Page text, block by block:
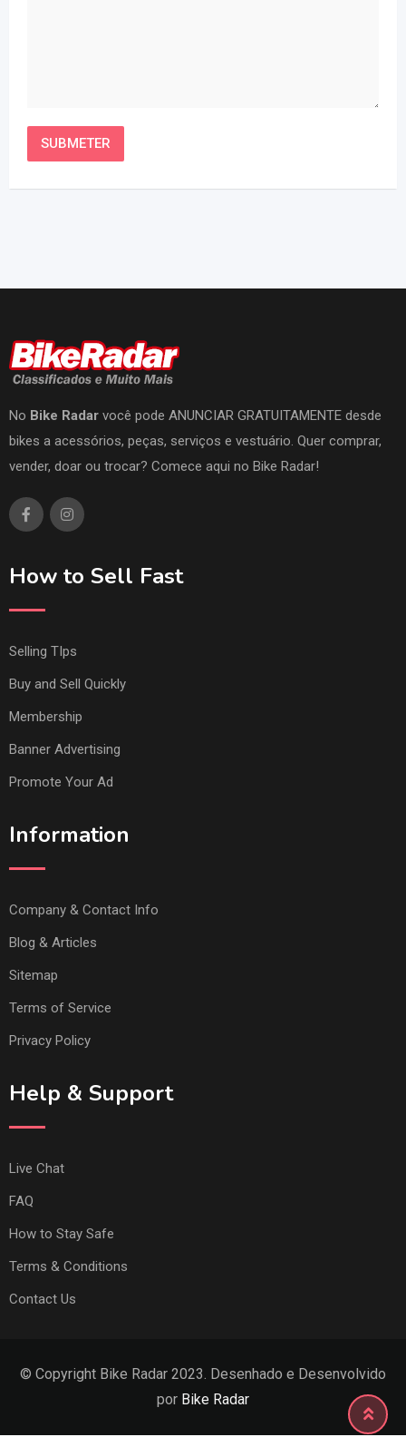
No Bike Radar você pode ANUNCIAR GRATUITAMENTE desde
bikes a acessórios, peças, serviços e vestuário. Quer comprar,
vender, doar ou trocar? Comece aqui no Bike Radar!
How to Sell Fast
Selling TIps
Buy and Sell Quickly
Membership
Banner Advertising
Promote Your Ad
Information
Company & Contact Info
Blog & Articles
Sitemap
Terms of Service
Privacy Policy
Help & Support
Live Chat
FAQ
How to Stay Safe
Terms & Conditions
Contact Us
© Copyright Bike Radar 2023. Desenhado e Desenvolvido
por Bike Radar